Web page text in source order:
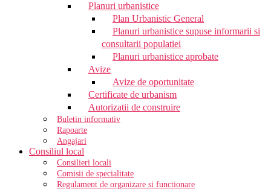
Planuri urbanistice
Plan Urbanistic General
Planuri urbanistice supuse informarii si
consultarii populatiei
Planuri urbanistice aprobate
Avize
Avize de oportunitate
Certificate de urbanism
Autorizatii de construire
Buletin informativ
Rapoarte
Angajari
Consiliul local
Consilieri locali
Comisii de specialitate
Regulament de organizare si functionare